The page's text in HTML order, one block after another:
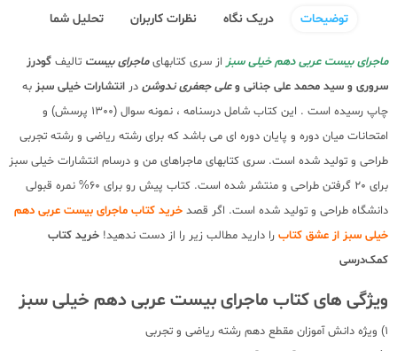
توضیحات دریک نگاه نظرات کاربران تحلیل شما
ماجرای بیست عربی دهم خیلی سبزاز سری کتابهایماجرای بیست تالیف گودرز
سروری و سید محمد علی جنانی و علی جعفری ندوشن در انتشارات خیلی سبز به
چاپ رسیده است . این کتاب شامل درسنامه ، نمونه سوال (1300 پرسش) و
امتحانات میان دوره و پایان دوره ای می باشد که برای رشته ریاضی و رشته تجربی
طراحی و تولید شده است. سری کتابهای ماجراهای من و درسام انتشارات خیلی سبز
برای 20 گرفتن طراحی و منتشر شده است. کتاب پیش رو برای 60% نمره قبولی
دانشگاه طراحی و تولید شده است. اگر قصد خرید کتاب ماجرای بیست عربی دهم
خیلی سبز از عشق کتاب را دارید مطالب زیر را از دست ندهید! خرید کتاب
کمک‌درسی
ویژگی های کتاب ماجرای بیست عربی دهم خیلی سبز
1) ویژه دانش آموزان مقطع دهم رشته ریاضی و تجربی